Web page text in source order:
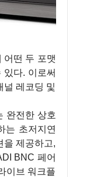
어떤 두 포맷
다. 이로써
널 레코딩 및
완전한 상호
는 초저지연
을 제공하고,
BNC 페어
이브 워크플